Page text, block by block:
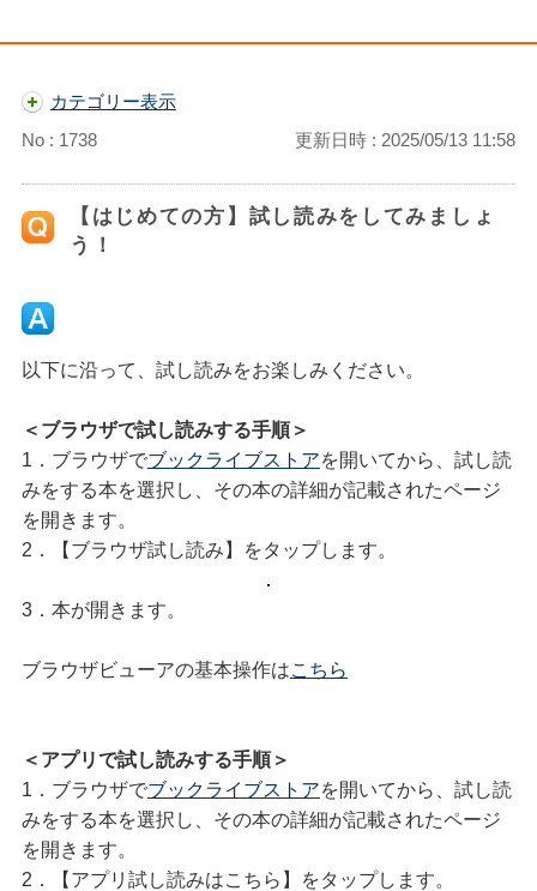
カテゴリー表示
No : 1738
更新日時 : 2025/05/13 11:58
【はじめての方】試し読みをしてみましょ
う！
以下に沿って、試し読みをお楽しみください。
＜ブラウザで試し読みする手順＞
1．ブラウザでブックライブストアを開いてから、試し読
みをする本を選択し、その本の詳細が記載されたページ
を開きます。
2．【ブラウザ試し読み】をタップします。
3．本が開きます。
ブラウザビューアの基本操作はこちら
＜アプリで試し読みする手順＞
1．ブラウザでブックライブストアを開いてから、試し読
みをする本を選択し、その本の詳細が記載されたページ
を開きます。
2．【アプリ試し読みはこちら】をタップします。